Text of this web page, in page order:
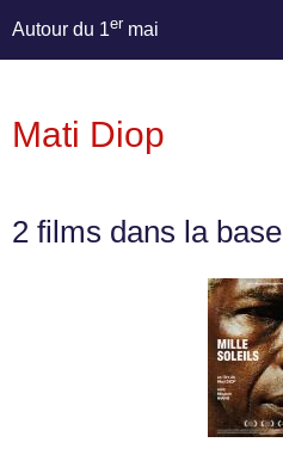
Autour du 1er mai
Mati Diop
2 films dans la base